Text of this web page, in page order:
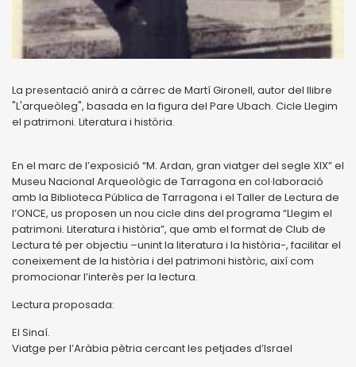
La presentació anirà a càrrec de Martí Gironell, autor del llibre
"L'arqueòleg", basada en la figura del Pare Ubach. Cicle Llegim
el patrimoni. Literatura i història.
En el marc de l’exposició “M. Ardan, gran viatger del segle XIX” el
Museu Nacional Arqueològic de Tarragona en col·laboració
amb la Biblioteca Pública de Tarragona i el Taller de Lectura de
l’ONCE, us proposen un nou cicle dins del programa “Llegim el
patrimoni. Literatura i història”, que amb el format de Club de
Lectura té per objectiu –unint la literatura i la història-, facilitar el
coneixement de la història i del patrimoni històric, així com
promocionar l’interès per la lectura.
Lectura proposada:
El Sinaí.
Viatge per l’Aràbia pètria cercant les petjades d’Israel